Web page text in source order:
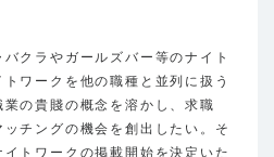
クラやガールズバー等のナイト
ワークを他の職種と並列に扱う
の貴賤の概念を溶かし、求職
チングの機会を創出したい。そ
トワークの掲載開始を決定いた